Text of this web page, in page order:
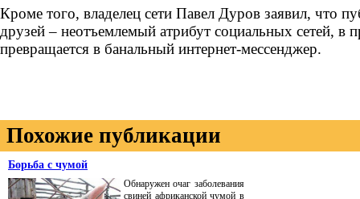
Кроме того, владелец сети Павел Дуров заявил, что
друзей – неотъемлемый атрибут социальных сетей, в
превращается в банальный интернет-мессенджер.
Похожие публикации
Борьба с чумой
Обнаружен очаг заболевания
свиней африканской чумой в